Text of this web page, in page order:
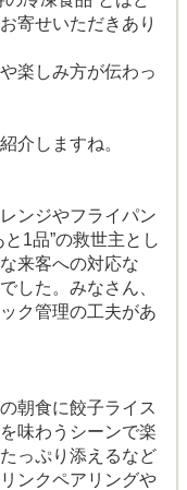
寄せいただきあり
楽しみ方が伝わっ
介しますね。
ンジやフライパン
1品”の救世主とし
来客への対応な
した。みなさん、
ク管理の工夫があ
朝食に餃子ライス
味わうシーンで楽
っぷり添えるなど
ンクペアリングや